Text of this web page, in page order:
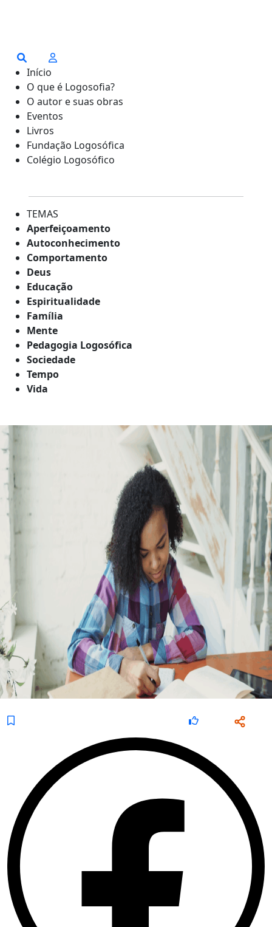
Início
O que é Logosofia?
O autor e suas obras
Eventos
Livros
Fundação Logosófica
Colégio Logosófico
TEMAS
Aperfeiçoamento
Autoconhecimento
Comportamento
Deus
Educação
Espiritualidade
Família
Mente
Pedagogia Logosófica
Sociedade
Tempo
Vida